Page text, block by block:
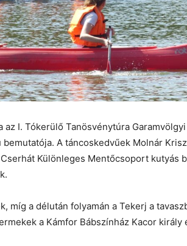
I. Tókerülő Tanösvénytúra
A táncoskedvűek Molnár
Különleges Mentőcsoport kutyás
míg a délután folyamán a Tekerj a
a Kámfor Bábszínház Kacor király